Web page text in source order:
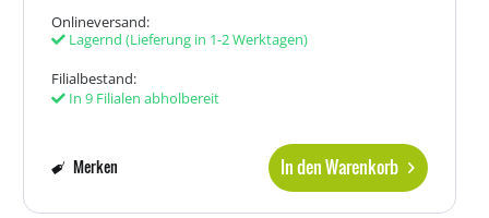
Onlineversand:
Lagernd (Lieferung in 1-2 Werktagen)
Filialbestand:
In 9 Filialen abholbereit
In den Warenkorb
Merken